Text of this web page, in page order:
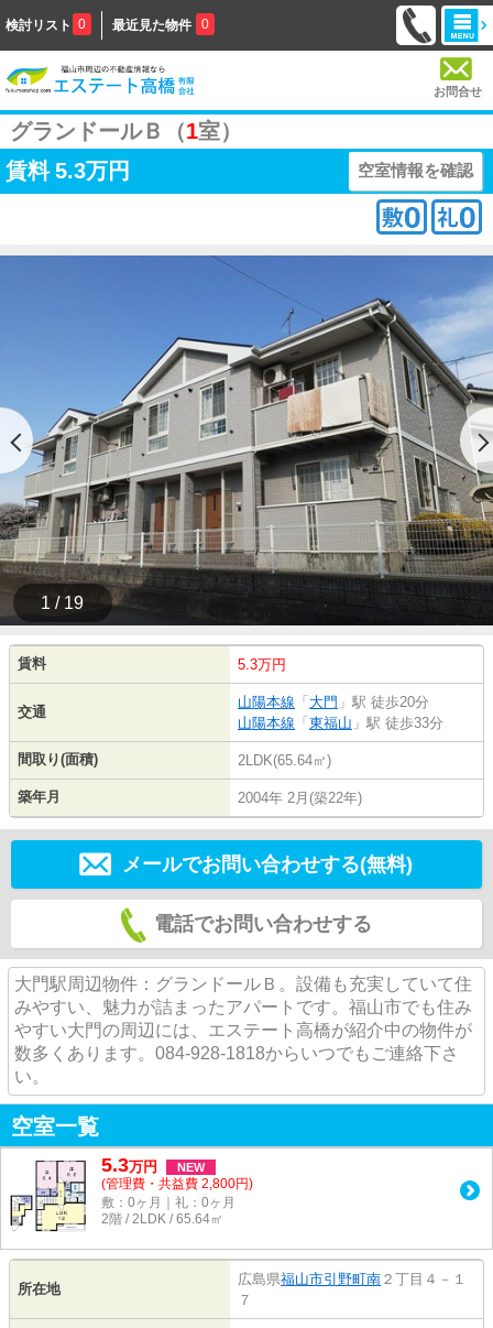
検討リスト 0 最近見た物件 0
お問合せ
グランドールＢ（1室）
賃料 5.3万円 空室情報を確認
1 / 19
賃料 5.3万円
交通
山陽本線 「 大門 」駅 徒歩20分
山陽本線 「 東福山 」駅 徒歩33分
間取り(面積) 2LDK(65.64㎡)
築年月 2004年 2月(築22年)
メールでお問い合わせする(無料)
電話でお問い合わせする
大門駅周辺物件：グランドールＢ。設備も充実していて住
みやすい、魅力が詰まったアパートです。福山市でも住み
やすい大門の周辺には、エステート高橋が紹介中の物件が
数多くあります。084-928-1818からいつでもご連絡下さ
い。
空室一覧
5.3万円 NEW
(管理費・共益費 2,800円)
敷：0ヶ月｜礼：0ヶ月
2階 / 2LDK / 65.64㎡
所在地
広島県福山市引野町南 ２丁目４－１
７